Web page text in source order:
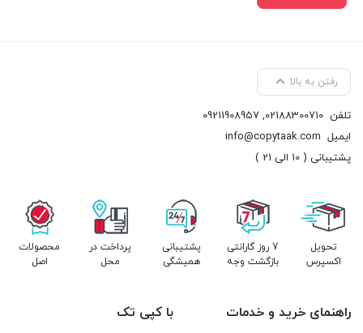
رفتن به بالا
تلفن 02188300710
,
09211908957
ایمیل info@copytaak.com
پشتیبانی ( 10 الی 21 )
تحویل
اکسپرس
7 روز گارانتی
بازگشت وجه
پشتیبانی
همیشگی
پرداخت در
محل
محصولات
اصل
راهنمای خرید و خدمات
با کپی تک